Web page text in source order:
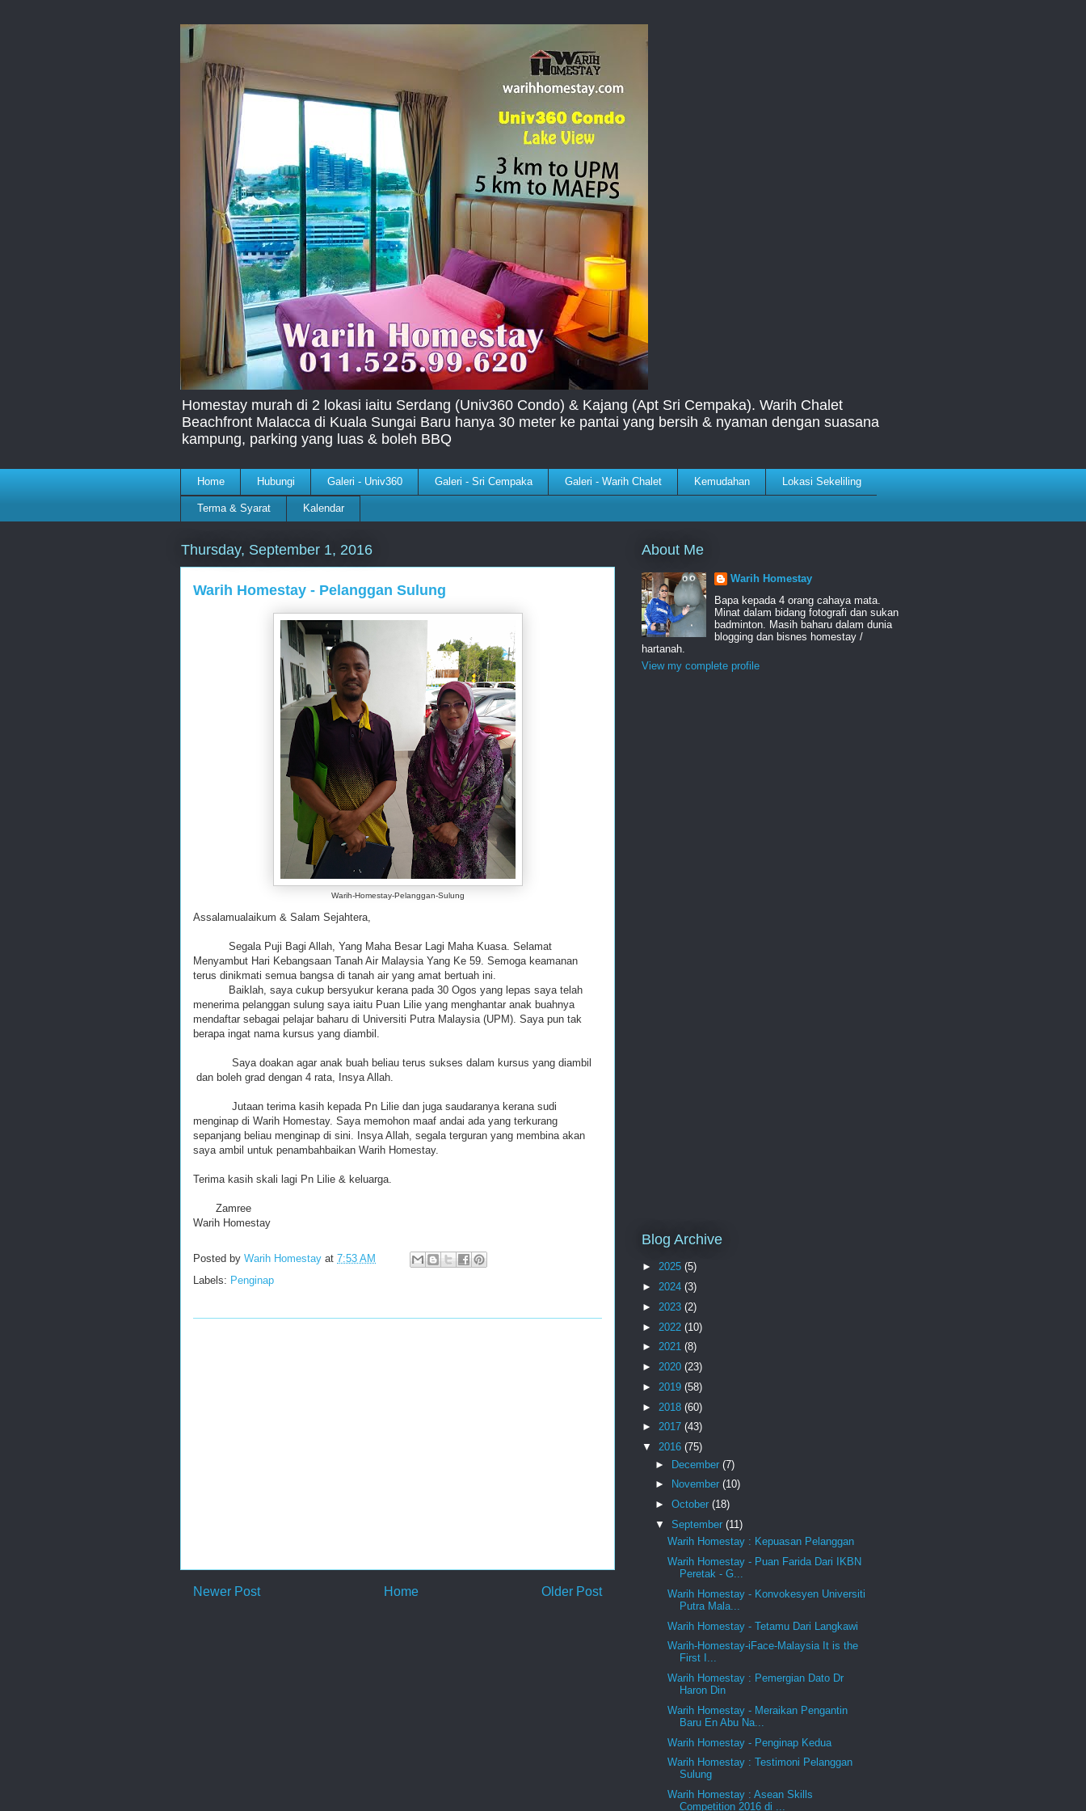
Homestay murah di 2 lokasi iaitu Serdang (Univ360 Condo) & Kajang (Apt Sri Cempaka). Warih Chalet
Beachfront Malacca di Kuala Sungai Baru hanya 30 meter ke pantai yang bersih & nyaman dengan suasana
kampung, parking yang luas & boleh BBQ
Home Hubungi Galeri - Univ360 Galeri - Sri Cempaka Galeri - Warih Chalet Kemudahan Lokasi Sekeliling
Terma & Syarat Kalendar
Thursday, September 1, 2016
Warih Homestay - Pelanggan Sulung
Warih-Homestay-Pelanggan-Sulung
Assalamualaikum & Salam Sejahtera,
Segala Puji Bagi Allah, Yang Maha Besar Lagi Maha Kuasa. Selamat
Menyambut Hari Kebangsaan Tanah Air Malaysia Yang Ke 59. Semoga keamanan
terus dinikmati semua bangsa di tanah air yang amat bertuah ini.
Baiklah, saya cukup bersyukur kerana pada 30 Ogos yang lepas saya telah
menerima pelanggan sulung saya iaitu Puan Lilie yang menghantar anak buahnya
mendaftar sebagai pelajar baharu di Universiti Putra Malaysia (UPM). Saya pun tak
berapa ingat nama kursus yang diambil.
Saya doakan agar anak buah beliau terus sukses dalam kursus yang diambil
dan boleh grad dengan 4 rata, Insya Allah.
Jutaan terima kasih kepada Pn Lilie dan juga saudaranya kerana sudi
menginap di Warih Homestay. Saya memohon maaf andai ada yang terkurang
sepanjang beliau menginap di sini. Insya Allah, segala terguran yang membina akan
saya ambil untuk penambahbaikan Warih Homestay.
Terima kasih skali lagi Pn Lilie & keluarga.
Zamree
Warih Homestay
Posted by Warih Homestay at 7:53 AM
Labels: Penginap
Newer Post Older Post
Home
About Me
Warih Homestay
Bapa kepada 4 orang cahaya mata.
Minat dalam bidang fotografi dan sukan
badminton. Masih baharu dalam dunia
blogging dan bisnes homestay /
hartanah.
View my complete profile
Blog Archive
► 2025 (5)
► 2024 (3)
► 2023 (2)
► 2022 (10)
► 2021 (8)
► 2020 (23)
► 2019 (58)
► 2018 (60)
► 2017 (43)
▼ 2016 (75)
► December (7)
►
November (10)
► October (18)
▼ September (11)
Warih Homestay : Kepuasan Pelanggan
Warih Homestay - Puan Farida Dari IKBN
Peretak - G...
Warih Homestay - Konvokesyen Universiti
Putra Mala...
Warih Homestay - Tetamu Dari Langkawi
Warih-Homestay-iFace-Malaysia It is the
First I...
Warih Homestay : Pemergian Dato Dr
Haron Din
Warih Homestay - Meraikan Pengantin
Baru En Abu Na...
Warih Homestay - Penginap Kedua
Warih Homestay : Testimoni Pelanggan
Sulung
Warih Homestay : Asean Skills
Competition 2016 di ...